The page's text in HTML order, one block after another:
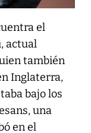
el
actual
también
Inglaterra,
bajo los
una
en el